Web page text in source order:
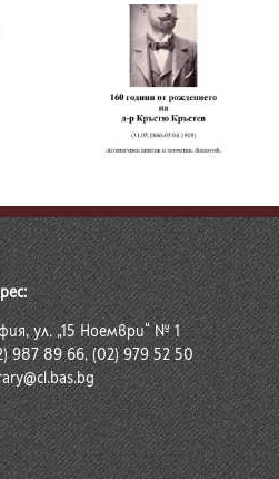
д-р
180 години от
рождението на
Хенрик Сенкевич
ул. „15 Ноември“ № 1
987 89 66, (02) 979 52 50